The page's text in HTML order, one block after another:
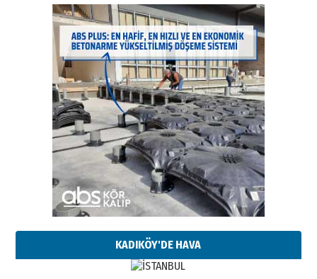
KADIKÖY'DE HAVA